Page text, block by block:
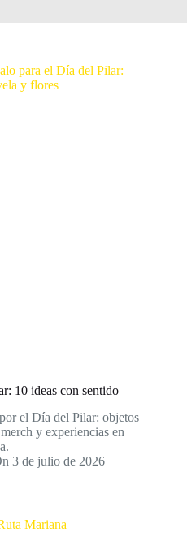
10 ideas con sentido
el Día del Pilar: objetos
y experiencias en
3 de julio de 2026